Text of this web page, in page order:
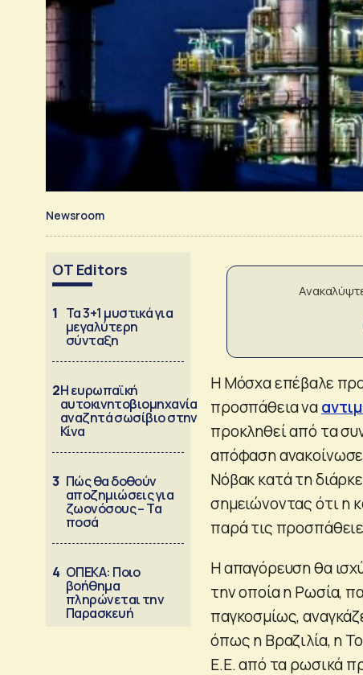
Newsroom
OT Editors
1 Τα 3+1 μυστικά για
μεγαλύτερη
σύνταξη
2Η ευρωπαϊκή
αυτοκινητοβιομηχανία
αναζητά σωσίβιο στην
Κίνα
3 Πώς θα δοθούν
αποζημιώσεις για
ζωονόσους – Τα
ποσά
4 ΟΠΕΚΑ: Ποιο
βοήθημα
πληρώνεται την
Παρασκευή
Η Μόσχα επέβαλε
προσπάθεια να
προκληθεί από τα
απόφαση
Νόβακ κατά τη
σημειώνοντας ότι η
παρά τις
Η απαγόρευση θα
την οποία η Ρωσία,
παγκοσμίως,
όπως η Βραζιλία, η
Ε.Ε. από τα ρωσικά